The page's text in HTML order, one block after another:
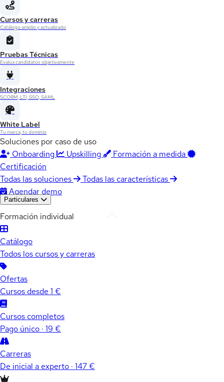
Cursos y carreras
Catálogo amplio y actualizado
Pruebas Técnicas
Evalúa candidatos objetivamente
Integraciones
SCORM, LTI, SSO, SAML
White Label
Tu marca, tu dominio
Soluciones por caso de uso
Onboarding
Upskilling
Formación a medida
Certificación
Todas las soluciones
Todas las características
Agendar demo
Particulares
Formación individual
Catálogo
Todos los cursos y carreras
Ofertas
Cursos desde 1 €
Cursos completos
Pago único · 19 €
Carreras
De inicial a experto · 147 €